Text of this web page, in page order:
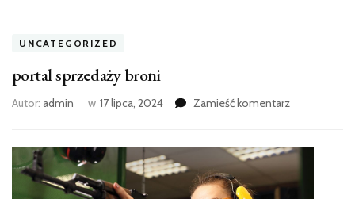
UNCATEGORIZED
portal sprzedaży broni
Autor: admin w 17 lipca, 2024 Zamieść komentarzwe
sprzedaży
broni